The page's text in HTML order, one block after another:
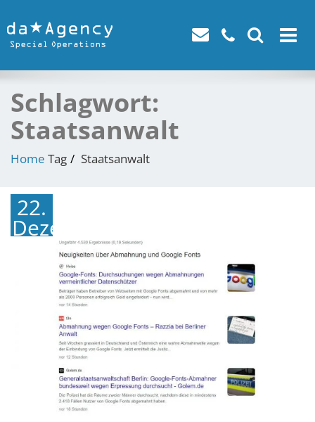
Toggle
Schlagwort:
Staatsanwalt
Home Tag Staatsanwalt
22.
Dezember
2022